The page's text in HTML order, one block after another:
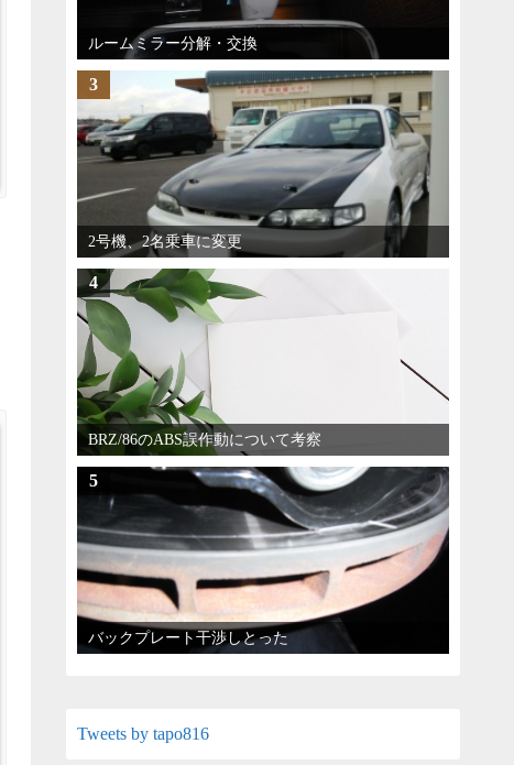
ルームミラー分解・交換
3
2号機、2名乗車に変更
4
BRZ/86のABS誤作動について考察
5
バックプレート干渉しとった
Tweets by tapo816